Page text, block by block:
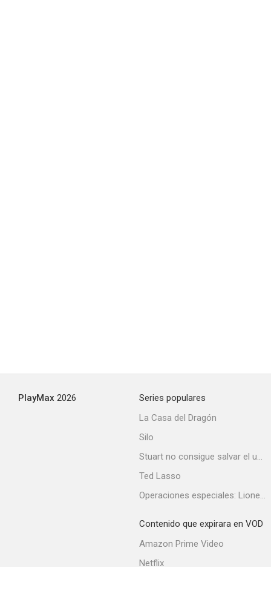
PlayMax 2026
Series populares
La Casa del Dragón
Silo
Stuart no consigue salvar el universo
Ted Lasso
Operaciones especiales: Lioness
Contenido que expirara en VOD
Amazon Prime Video
Netflix